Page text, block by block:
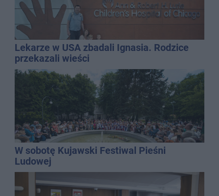
Lekarze w USA zbadali Ignasia. Rodzice
przekazali wieści
W sobotę Kujawski Festiwal Pieśni
Ludowej